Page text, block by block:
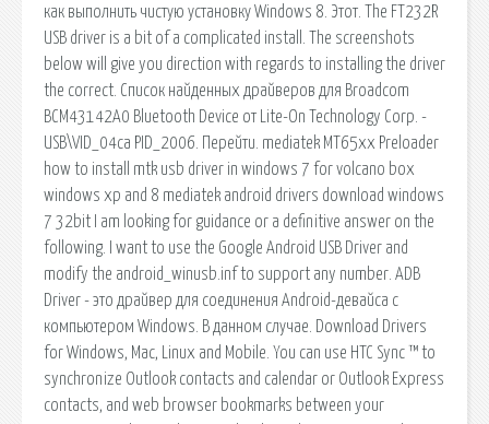
как выполнить чистую установку Windows 8. Этот. The FT232R
USB driver is a bit of a complicated install. The screenshots
below will give you direction with regards to installing the driver
the correct. Список найденных драйверов для Broadcom
BCM43142A0 Bluetooth Device от Lite-On Technology Corp. -
USB\VID_04ca PID_2006. Перейти. mediatek MT65xx Preloader
how to install mtk usb driver in windows 7 for volcano box
windows xp and 8 mediatek android drivers download windows
7 32bit I am looking for guidance or a definitive answer on the
following. I want to use the Google Android USB Driver and
modify the android_winusb.inf to support any number. ADB
Driver - это драйвер для соединения Android-девайса с
компьютером Windows. В данном случае. Download Drivers
for Windows, Mac, Linux and Mobile. You can use HTC Sync ™ to
synchronize Outlook contacts and calendar or Outlook Express
contacts, and web browser bookmarks between your